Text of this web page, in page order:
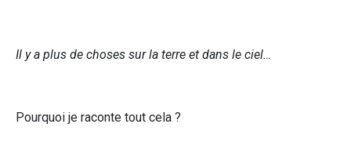
Il y a plus de choses sur la terre et dans le ciel…
Pourquoi je raconte tout cela ?